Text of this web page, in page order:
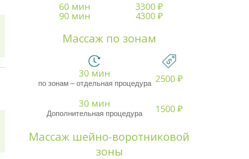
60 мин 3300 ₽
90 мин 4300 ₽
Массаж по зонам
30 мин
по зонам – отдельная процедура
30 мин
Дополнительная процедура
2500 ₽
1500 ₽
Массаж шейно-воротниковой
зоны